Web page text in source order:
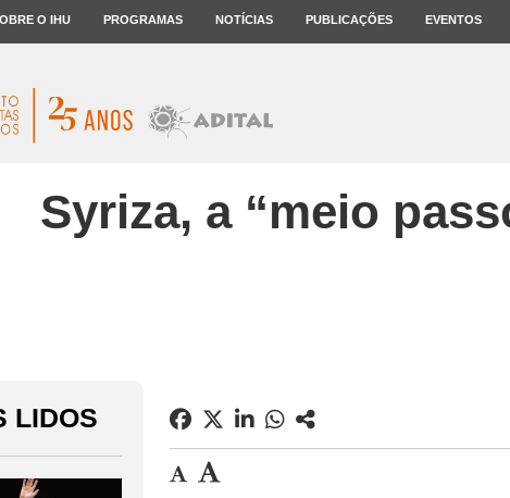
O IHU PROGRAMAS NOTÍCIAS PUBLICAÇÕES EVENTOS
Syriza, a “meio
LIDOS